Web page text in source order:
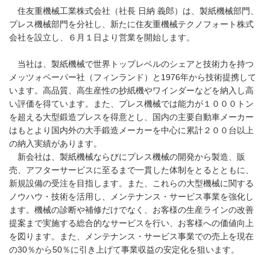
住友重機械工業株式会社（社長 日納 義郎）は、製紙機械部門、
プレス機械部門を分社し、新たに住友重機械テクノフォート株式
会社を設立し、６月１日より営業を開始します。
当社は、製紙機械で世界トップレベルのシェアと技術力を持つ
メッツォペーパー社（フィンランド）と1976年から技術提携して
います。高品質、高生産性の抄紙機やワインダーなどを納入し高
い評価を得ています。また、プレス機械では能力が１０００トン
を超える大型鍛造プレスを得意とし、国内の主要自動車メーカー
はもとより国内外の大手鍛造メーカーを中心に累計２００台以上
の納入実績があります。
新会社は、製紙機械ならびにプレス機械の開発から製造、販
売、アフターサービスに至るまで一貫した体制をとるとともに、
新規設備の受注を目指します。また、これらの大型機械に関する
ノウハウ・技術を活用し、メンテナンス・サービス事業を強化し
ます。機械の診断や補修だけでなく、お客様の生産ラインの改善
提案まで実施する総合的なサービスを行い、お客様への価値向上
を図ります。また、メンテナンス・サービス事業での売上を現在
の30％から50％に引き上げて事業収益の安定化を狙います。